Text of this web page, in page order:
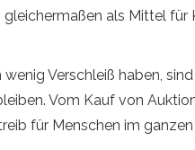
als Mittel
Verschleiß haben,
Vom Kauf von
für Menschen im ganzen